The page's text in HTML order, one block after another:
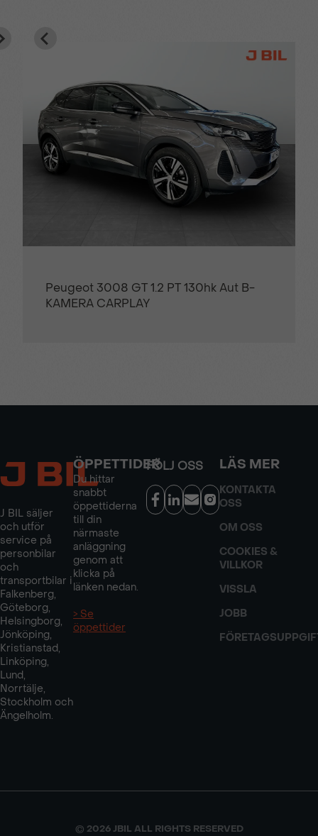
Peugeot 3008 GT 1.2 PT 130hk Aut B-
KAMERA CARPLAY
J BIL säljer
och utför
service på
personbilar
och
transportbilar i
Falkenberg,
Göteborg,
Helsingborg,
Jönköping,
Kristianstad,
Linköping,
Lund,
Norrtälje,
Stockholm och
Ängelholm.
ÖPPETTIDER
Du hittar
snabbt
öppettiderna
till din
närmaste
anläggning
genom att
klicka på
länken nedan.
> Se
öppettider
FÖLJ OSS LÄS MER
KONTAKTA
OSS
OM OSS
COOKIES &
VILLKOR
VISSLA
JOBB
© 2026 JBIL ALL RIGHTS RESERVED